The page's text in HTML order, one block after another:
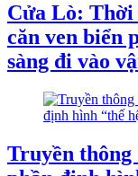
Cửa Lò: Thời
căn ven biển
sàng đi vào
Truyền thông